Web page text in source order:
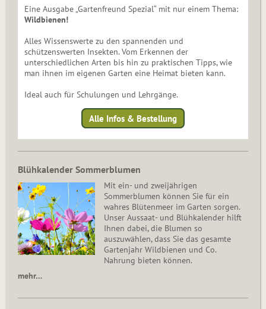
Eine Ausgabe „Gartenfreund Spezial“ mit nur einem Thema:
Wildbienen!
Alles Wissenswerte zu den spannenden und
schützenswerten Insekten. Vom Erkennen der
unterschiedlichen Arten bis hin zu praktischen Tipps, wie
man ihnen im eigenen Garten eine Heimat bieten kann.
Ideal auch für Schulungen und Lehrgänge.
Alle Infos & Bestellung
Blühkalender Sommerblumen
Mit ein- und zweijährigen
Sommerblumen können Sie für ein
wahres Blütenmeer im Garten sorgen.
Unser Aussaat- und Blühkalender hilft
Ihnen dabei, die Blumen so
auszuwählen, dass Sie das gesamte
Gartenjahr Wildbienen und Co.
Nahrung bieten können.
mehr…